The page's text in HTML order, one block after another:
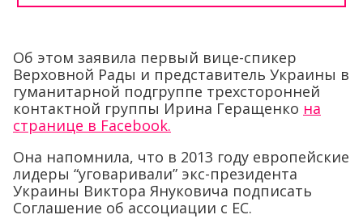
Об этом заявила первый вице-спикер
Верховной Рады и представитель Украины в
гуманитарной подгруппе трехсторонней
контактной группы Ирина Геращенко на
странице в Facebook.
Она напомнила, что в 2013 году европейские
лидеры “уговаривали” экс-президента
Украины Виктора Януковича подписать
Соглашение об ассоциации с ЕС.